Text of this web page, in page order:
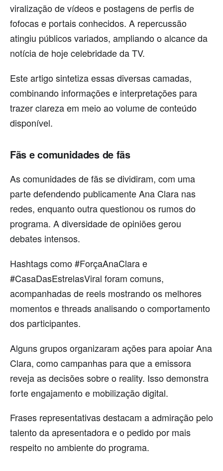
viralização de vídeos e postagens de perfis de
fofocas e portais conhecidos. A repercussão
atingiu públicos variados, ampliando o alcance da
notícia de hoje celebridade da TV.
Este artigo sintetiza essas diversas camadas,
combinando informações e interpretações para
trazer clareza em meio ao volume de conteúdo
disponível.
Fãs e comunidades de fãs
As comunidades de fãs se dividiram, com uma
parte defendendo publicamente Ana Clara nas
redes, enquanto outra questionou os rumos do
programa. A diversidade de opiniões gerou
debates intensos.
Hashtags como #ForçaAnaClara e
#CasaDasEstrelasViral foram comuns,
acompanhadas de reels mostrando os melhores
momentos e threads analisando o comportamento
dos participantes.
Alguns grupos organizaram ações para apoiar Ana
Clara, como campanhas para que a emissora
reveja as decisões sobre o reality. Isso demonstra
forte engajamento e mobilização digital.
Frases representativas destacam a admiração pelo
talento da apresentadora e o pedido por mais
respeito no ambiente do programa.